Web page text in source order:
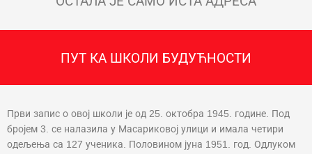
ПУТ КА ШКОЛИ БУДУЋНОСТИ
Први запис о овој школи је од 25. октобра 1945. године. Под
бројем 3. се налазила у Масариковој улици и имала четири
одељења са 127 ученика. Половином јуна 1951. год. Одлуком